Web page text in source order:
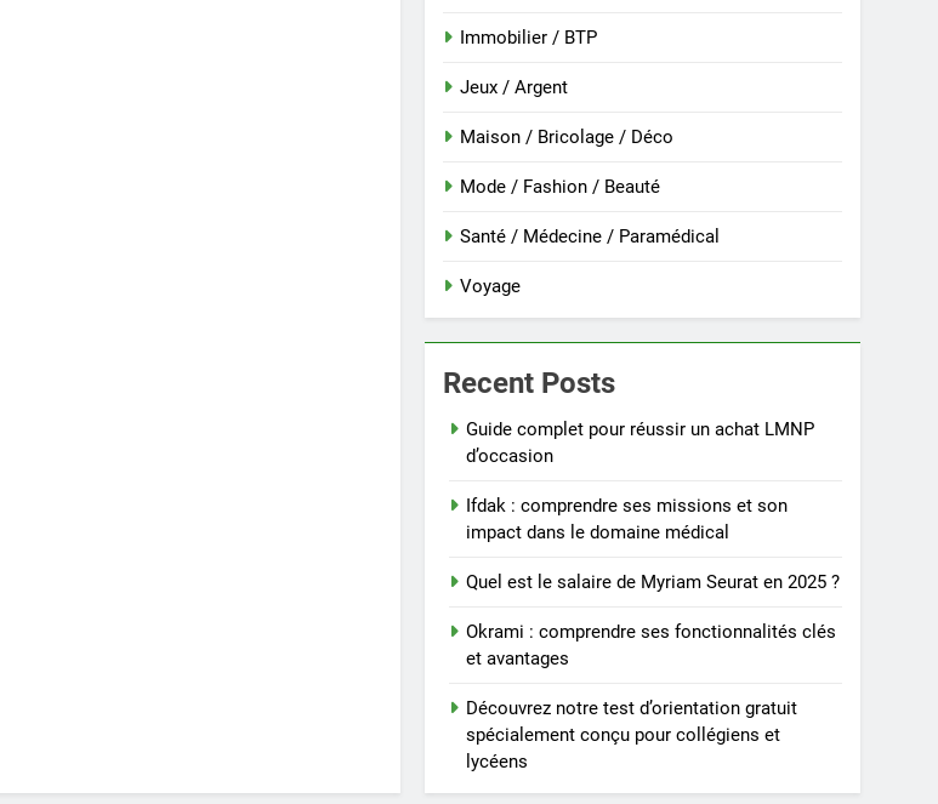
Immobilier / BTP
Jeux / Argent
Maison / Bricolage / Déco
Mode / Fashion / Beauté
Santé / Médecine / Paramédical
Voyage
Recent Posts
Guide complet pour réussir un achat LMNP
d’occasion
Ifdak : comprendre ses missions et son
impact dans le domaine médical
Quel est le salaire de Myriam Seurat en 2025 ?
Okrami : comprendre ses fonctionnalités clés
et avantages
Découvrez notre test d’orientation gratuit
spécialement conçu pour collégiens et
lycéens